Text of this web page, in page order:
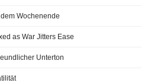
Wochenende
as War Jitters Ease
Unterton